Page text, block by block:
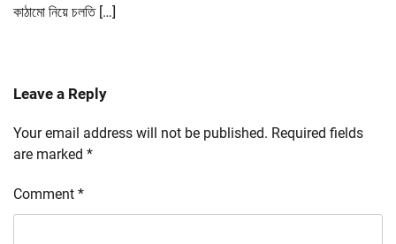
কাঠামো নিয়ে চলতি […]
Leave a Reply
Your email address will not be published. Required fields
are marked *
Comment *